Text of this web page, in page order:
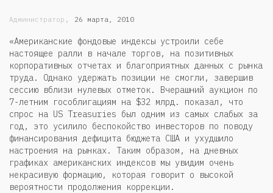
Администратор , 26 марта, 2010
«Американские фондовые индексы устроили себе
настоящее ралли в начале торгов, на позитивных
корпоративных отчетах и благоприятных данных с рынка
труда. Однако удержать позиции не смогли, завершив
сессию вблизи нулевых отметок. Вчерашний аукцион по
7-летним гособлигациям на $32 млрд. показал, что
спрос на US Treasuries был одним из самых слабых за
год, это усилило беспокойство инвесторов по поводу
финансирования дефицита бюджета США и ухудшило
настроения на рынках. Таким образом, на дневных
графиках американских индексов мы увидим очень
некрасивую формацию, которая говорит о высокой
вероятности продолжения коррекции.